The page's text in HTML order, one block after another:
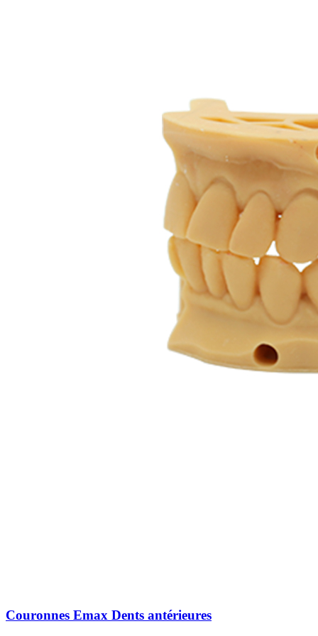
Couronnes Emax Dents antérieures